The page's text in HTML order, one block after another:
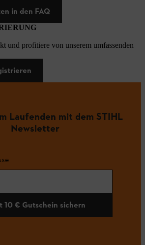
in den FAQ
und profitiere von unserem umfassenden
Laufenden mit dem STIHL
Newsletter
10 € Gutschein sichern